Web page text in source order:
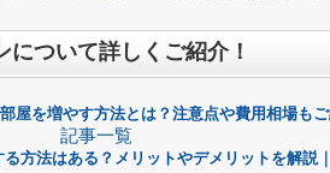
ついて詳しくご紹介！
屋を増やす方法とは？注意点や費用相場もご
記事一覧
る方法はある？メリットやデメリットを解説